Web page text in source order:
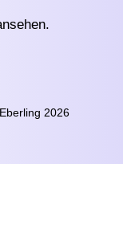
2026